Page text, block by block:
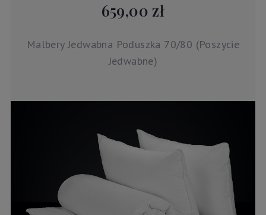
659,00 zł
Malbery Jedwabna Poduszka 70/80 (Poszycie
Jedwabne)